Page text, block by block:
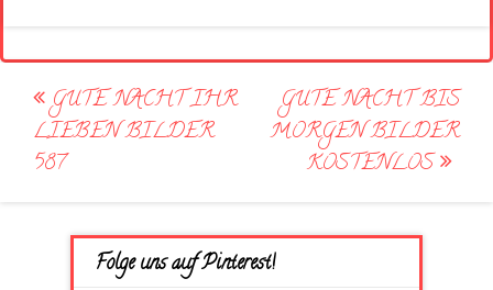
Post
navigation
GUTE NACHT IHR
LIEBEN BILDER
587
GUTE NACHT BIS
MORGEN BILDER
KOSTENLOS
Folge uns auf Pinterest!